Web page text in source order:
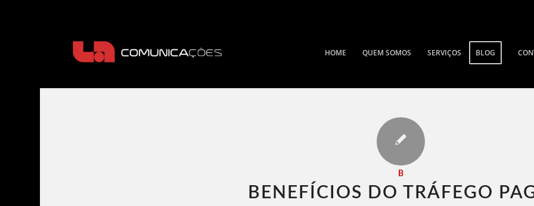
HOME QUEM SOMOS SERVIÇOS BLOG
B
BENEFÍCIOS DO TRÁFEGO